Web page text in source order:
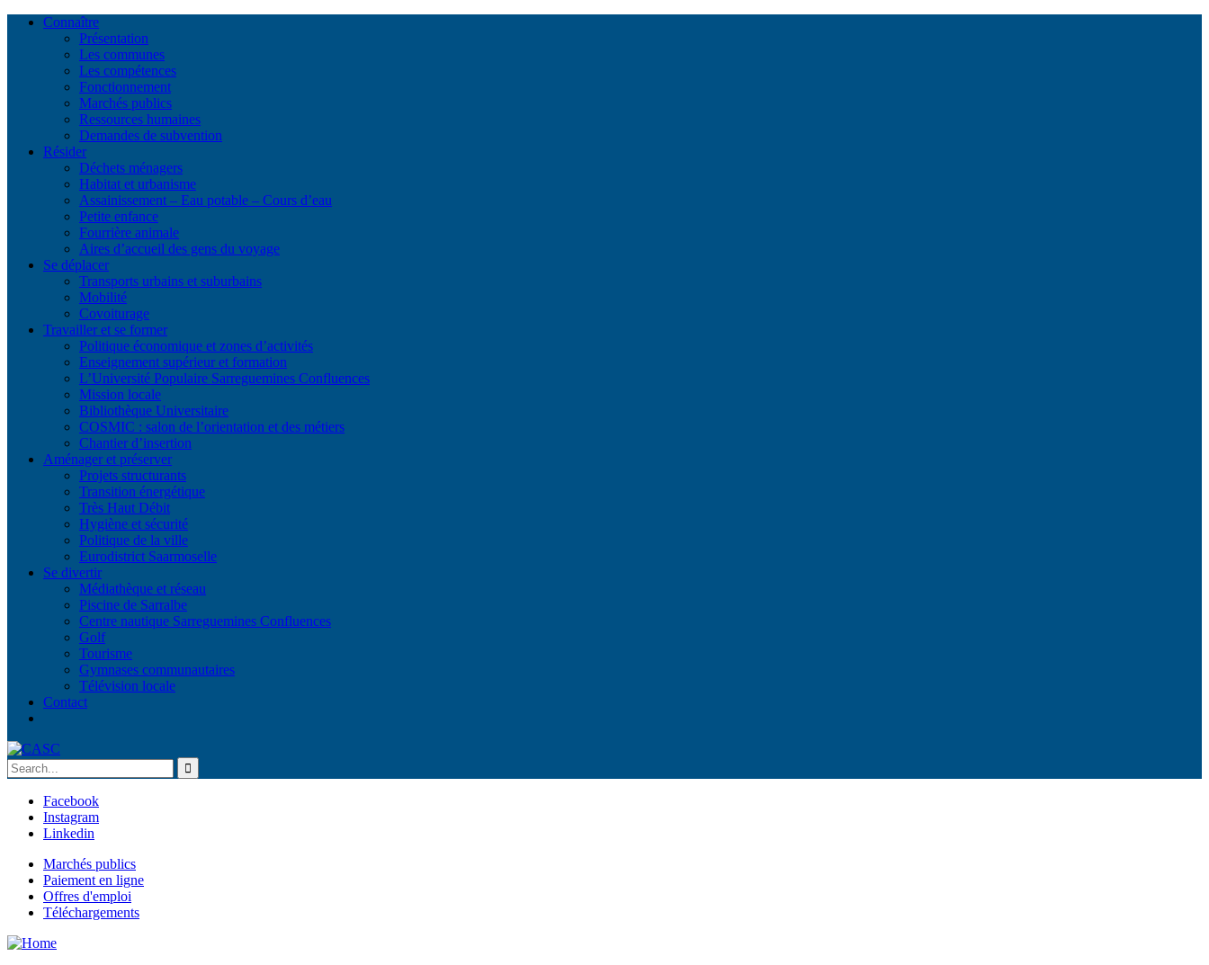
Connaître
Présentation
Les communes
Les compétences
Fonctionnement
Marchés publics
Ressources humaines
Demandes de subvention
Résider
Déchets ménagers
Habitat et urbanisme
Assainissement – Eau potable – Cours d’eau
Petite enfance
Fourrière animale
Aires d’accueil des gens du voyage
Se déplacer
Transports urbains et suburbains
Mobilité
Covoiturage
Travailler et se former
Politique économique et zones d’activités
Enseignement supérieur et formation
L’Université Populaire Sarreguemines Confluences
Mission locale
Bibliothèque Universitaire
COSMIC : salon de l’orientation et des métiers
Chantier d’insertion
Aménager et préserver
Projets structurants
Transition énergétique
Très Haut Débit
Hygiène et sécurité
Politique de la ville
Eurodistrict Saarmoselle
Se divertir
Médiathèque et réseau
Piscine de Sarralbe
Centre nautique Sarreguemines Confluences
Golf
Tourisme
Gymnases communautaires
Télévision locale
Contact
Facebook
Instagram
Linkedin
Marchés publics
Paiement en ligne
Offres d'emploi
Téléchargements